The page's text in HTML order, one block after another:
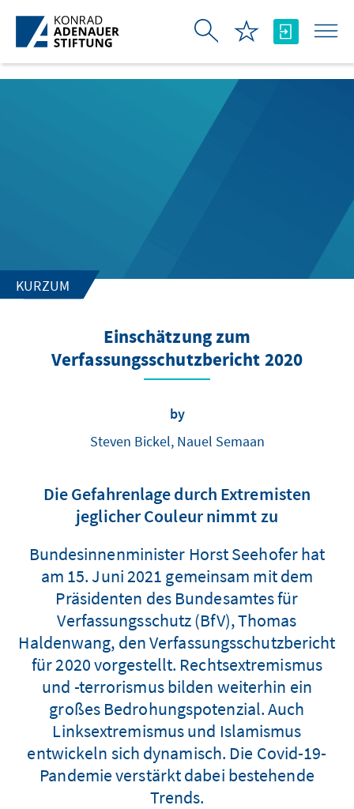
Skip to Main Content
KURZUM
Einschätzung zum
Verfassungsschutzbericht 2020
by
Steven Bickel, Nauel Semaan
Die Gefahrenlage durch Extremisten
jeglicher Couleur nimmt zu
Bundesinnenminister Horst Seehofer hat
am 15. Juni 2021 gemeinsam mit dem
Präsidenten des Bundesamtes für
Verfassungsschutz (BfV), Thomas
Haldenwang, den Verfassungsschutzbericht
für 2020 vorgestellt. Rechtsextremismus
und -terrorismus bilden weiterhin ein
großes Bedrohungspotenzial. Auch
Linksextremismus und Islamismus
entwickeln sich dynamisch. Die Covid-19-
Pandemie verstärkt dabei bestehende
Trends.